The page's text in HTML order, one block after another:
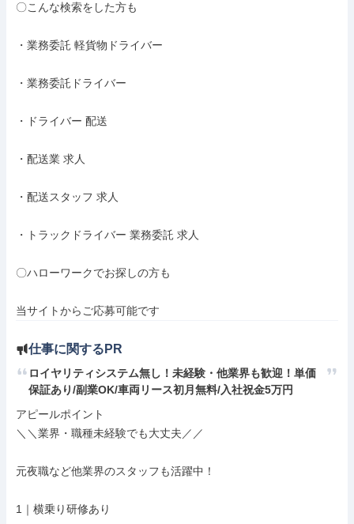
〇こんな検索をした方も
・業務委託 軽貨物ドライバー
・業務委託ドライバー
・ドライバー 配送
・配送業 求人
・配送スタッフ 求人
・トラックドライバー 業務委託 求人
〇ハローワークでお探しの方も
当サイトからご応募可能です
仕事に関するPR
ロイヤリティシステム無し！未経験・他業界も歓迎！単価
保証あり/副業OK/車両リース初月無料/入社祝金5万円
アピールポイント
＼＼業界・職種未経験でも大丈夫／／
元夜職など他業界のスタッフも活躍中！
1｜横乗り研修あり